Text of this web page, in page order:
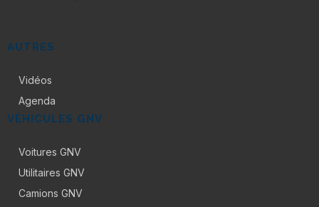
AUTRES
Vidéos
Agenda
VÉHICULES GNV
Voitures GNV
Utilitaires GNV
Camions GNV